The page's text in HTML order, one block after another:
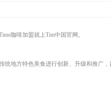
咖啡加盟就上Tim中国官网。
地方特色美食进行创新、升级和推广，